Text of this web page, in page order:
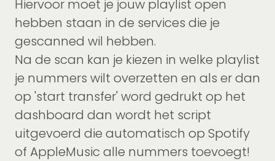
Hiervoor moet je jouw playlist open
hebben staan in de services die je
gescanned wil hebben.
Na de scan kan je kiezen in welke playlist
je nummers wilt overzetten en als er dan
op 'start transfer' word gedrukt op het
dashboard dan wordt het script
uitgevoerd die automatisch op Spotify
of AppleMusic alle nummers toevoegt!